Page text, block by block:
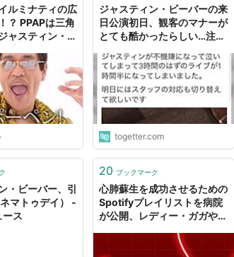
ルミナティの広
？ PPAPは三角
ャスティン・ビ
ジャスティン・ビーバーの来
日公演初日、観客のマナーが
とても酷かったらしい…注意
togetter.com
・ビーバー、引
マトゥデイ） -
ス
20 ブックマーク
心肺蘇生を成功させるための
Spotifyプレイリストを病院
が公開、レディー・ガガやジ